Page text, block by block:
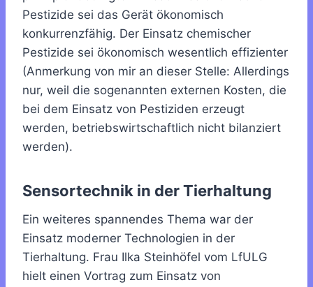
Pestizide sei das Gerät ökonomisch
konkurrenzfähig. Der Einsatz chemischer
Pestizide sei ökonomisch wesentlich effizienter
(Anmerkung von mir an dieser Stelle: Allerdings
nur, weil die sogenannten externen Kosten, die
bei dem Einsatz von Pestiziden erzeugt
werden, betriebswirtschaftlich nicht bilanziert
werden).
Sensortechnik in der Tierhaltung
Ein weiteres spannendes Thema war der
Einsatz moderner Technologien in der
Tierhaltung. Frau Ilka Steinhöfel vom LfULG
hielt einen Vortrag zum Einsatz von